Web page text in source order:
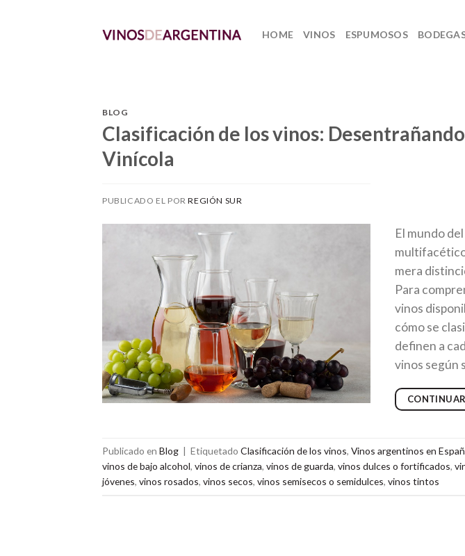
HOME VINOS ESPUMOSOS
BLOG
Clasificación de los vinos:
Vinícola
PUBLICADO EL PORREGIÓN SUR
El mundo
multifacético
mera
Para
vinos
cómo se
definen a
vinos según
Publicado en Blog | Etiquetado Clasificación de los vinos, Vinos argentinos en
vinos de bajo alcohol, vinos de crianza, vinos de guarda, vinos dulces o fortificados,
jóvenes, vinos rosados, vinos secos, vinos semisecos o semidulces, vinos tintos